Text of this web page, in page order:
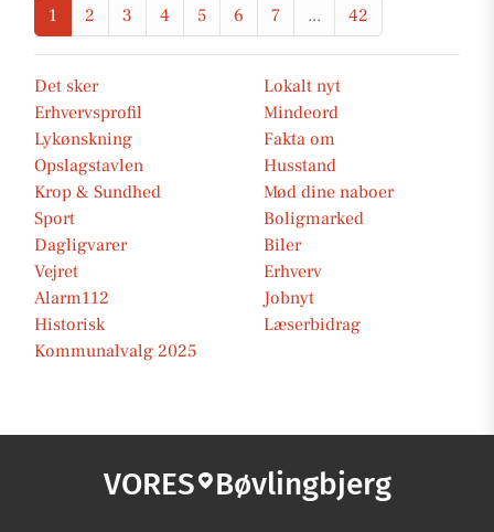
1 2 3 4 5 6 7 ... 42
Det sker
Lokalt nyt
Erhvervsprofil
Mindeord
Lykønskning
Fakta om
Opslagstavlen
Husstand
Krop & Sundhed
Mød dine naboer
Sport
Boligmarked
Dagligvarer
Biler
Vejret
Erhverv
Alarm112
Jobnyt
Historisk
Læserbidrag
Kommunalvalg 2025
VORES Bøvlingbjerg